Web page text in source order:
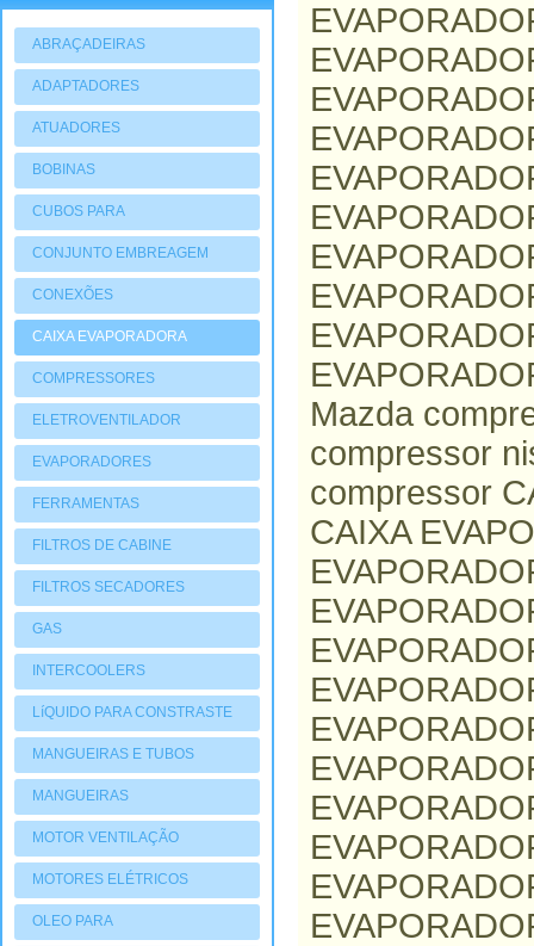
ABRAÇADEIRAS
ADAPTADORES
ATUADORES
PNEUMATIOCOS
BOBINAS
CUBOS PARA
COMPRESSORES
CONJUNTO EMBREAGEM
CONEXÕES
CAIXA EVAPORADORA
COMPRESSORES
ELETROVENTILADOR
EVAPORADORES
FERRAMENTAS
FILTROS DE CABINE
FILTROS SECADORES
GAS
INTERCOOLERS
LíQUIDO PARA CONSTRASTE
MANGUEIRAS E TUBOS
MANGUEIRAS
MOTOR VENTILAÇÃO
MOTORES ELÉTRICOS
OLEO PARA
Mazda
compressor
compressor
CAIXA